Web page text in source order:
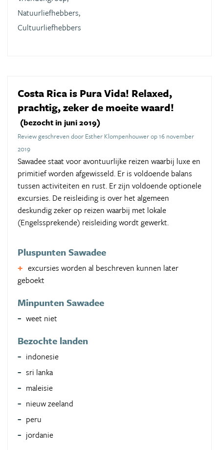
Natuurliefhebbers,
Cultuurliefhebbers
Costa Rica is Pura Vida! Relaxed,
prachtig, zeker de moeite waard!
(bezocht in juni 2019)
Review geschreven door Esther Klompenhouwer op 16 november
2019
Sawadee staat voor avontuurlijke reizen waarbij luxe en
primitief worden afgewisseld. Er is voldoende balans
tussen activiteiten en rust. Er zijn voldoende optionele
excursies. De reisleiding is over het algemeen
deskundig zeker op reizen waarbij met lokale
(Engelssprekende) reisleiding wordt gewerkt.
Pluspunten Sawadee
excursies worden al beschreven kunnen later
geboekt
Minpunten Sawadee
weet niet
Bezochte landen
indonesie
sri lanka
maleisie
nieuw zeeland
peru
jordanie